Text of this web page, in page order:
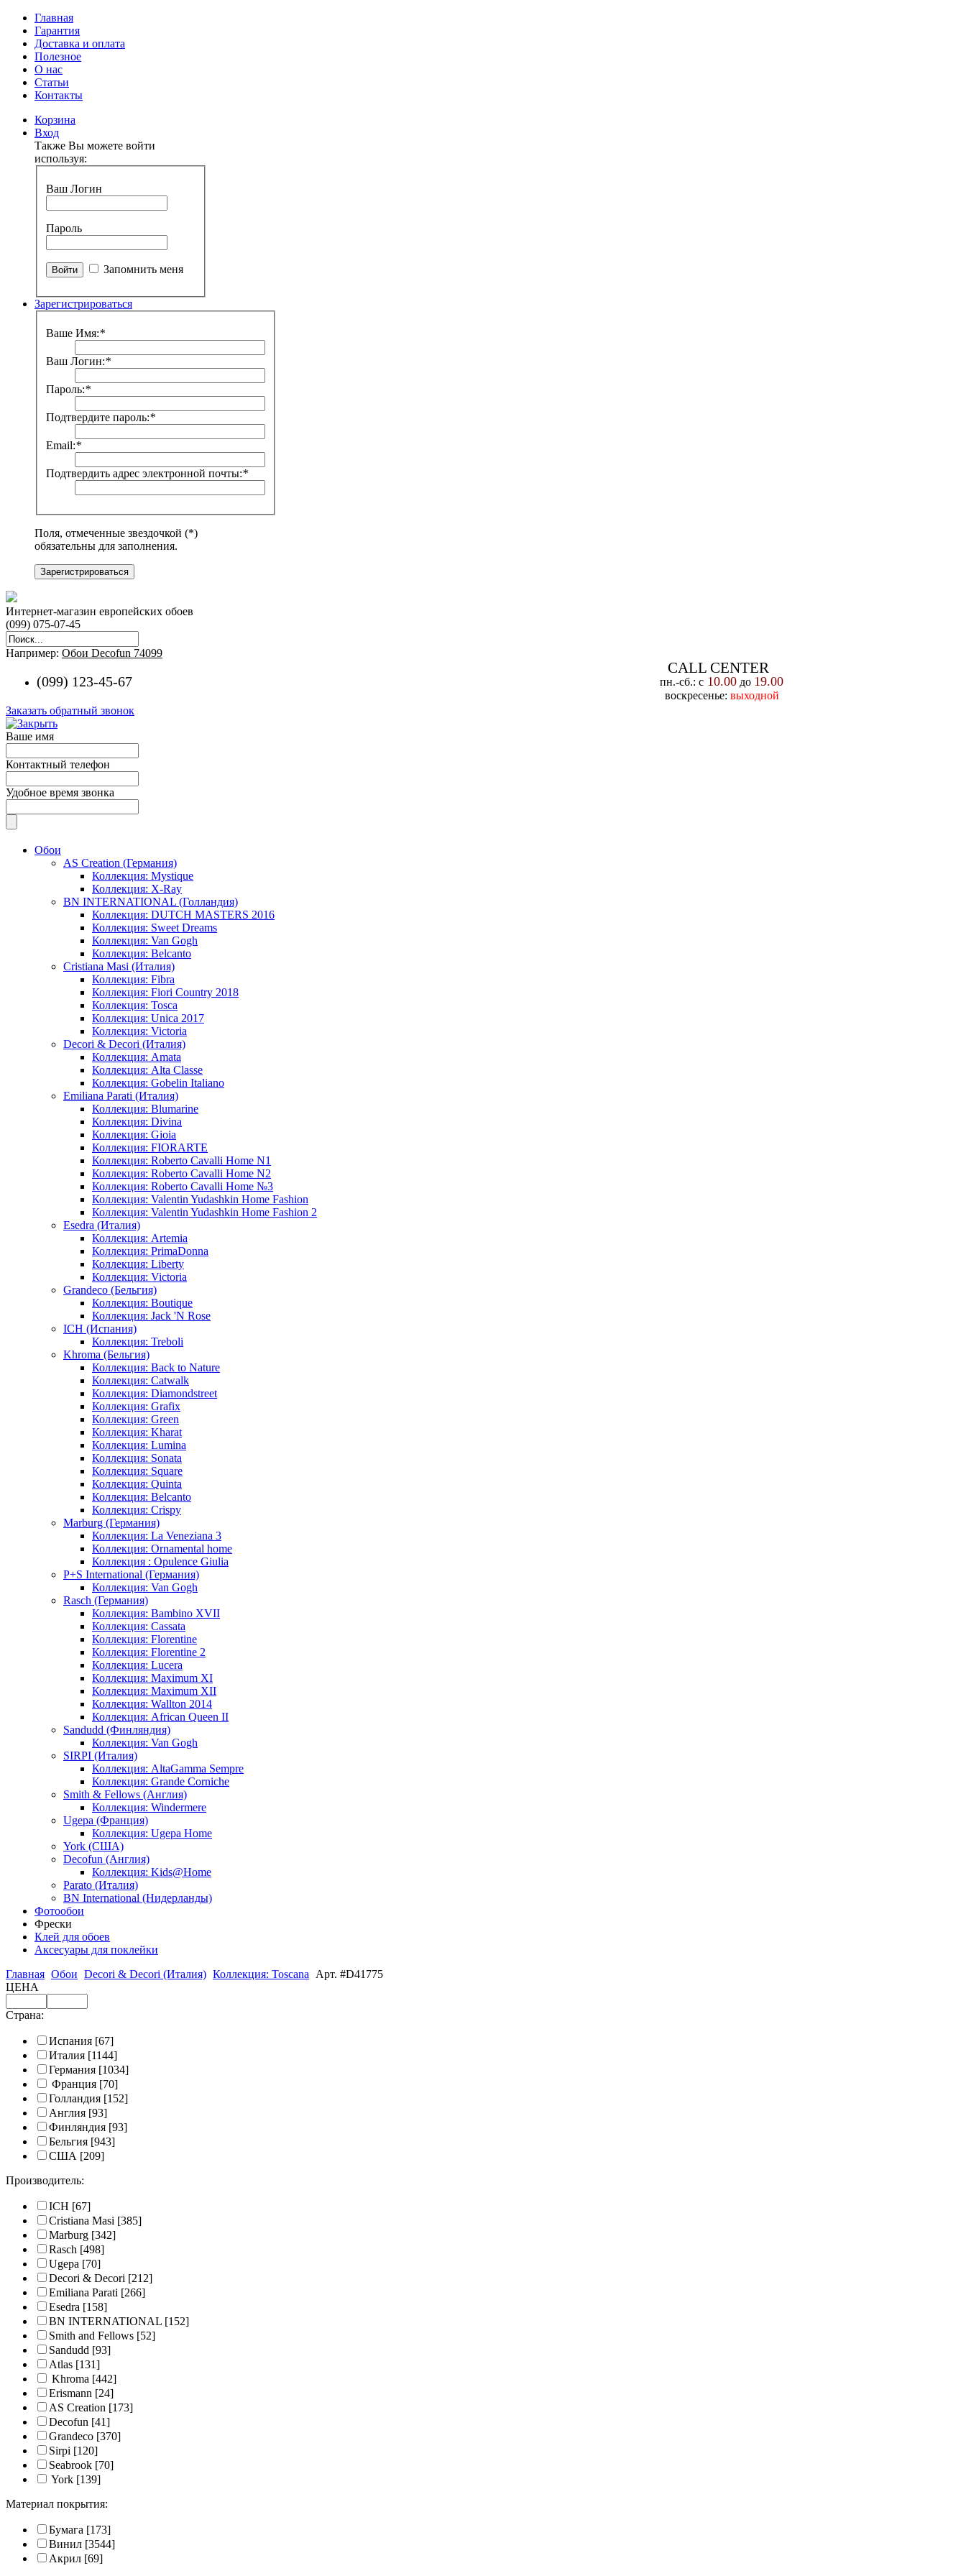
Главная
Гарантия
Доставка и оплата
Полезное
О нас
Статьи
Контакты
Корзина
Вход
Также Вы можете войти
используя:
Ваш Логин
Пароль
Запомнить меня
Зарегистрироваться
Ваше Имя:*
Ваш Логин:*
Пароль:*
Подтвердите пароль:*
Email:*
Подтвердить адрес электронной почты:*
Поля, отмеченные звездочкой (*)
обязательны для заполнения.
Зарегистрироваться
Интернет-магазин европейских обоев
(099) 075-07-45
Например: Обои Decofun 74099
(099) 123-45-67
CALL CENTER
пн.-cб.: с 10.00 до 19.00
воскресенье: выходной
Заказать обратный звонок
Ваше имя
Контактный телефон
Удобное время звонка
Обои
AS Creation (Германия)
Коллекция: Mystique
Коллекция: X-Ray
BN INTERNATIONAL (Голландия)
Коллекция: DUTCH MASTERS 2016
Коллекция: Sweet Dreams
Коллекция: Van Gogh
Коллекция: Belcanto
Cristiana Masi (Италия)
Коллекция: Fibra
Коллекция: Fiori Country 2018
Коллекция: Tosca
Коллекция: Unica 2017
Коллекция: Victoria
Decori & Decori (Италия)
Коллекция: Amata
Коллекция: Alta Classe
Коллекция: Gobelin Italiano
Emiliana Parati (Италия)
Коллекция: Blumarine
Коллекция: Divina
Коллекция: Gioia
Коллекция: FIORARTE
Коллекция: Roberto Cavalli Home N1
Коллекция: Roberto Cavalli Home N2
Коллекция: Roberto Cavalli Home №3
Коллекция: Valentin Yudashkin Home Fashion
Коллекция: Valentin Yudashkin Home Fashion 2
Esedra (Италия)
Коллекция: Artemia
Коллекция: PrimaDonna
Коллекция: Liberty
Коллекция: Victoria
Grandeco (Бельгия)
Коллекция: Boutique
Коллекция: Jack 'N Rose
ICH (Испания)
Коллекция: Treboli
Khroma (Бельгия)
Коллекция: Back to Nature
Коллекция: Catwalk
Коллекция: Diamondstreet
Коллекция: Grafix
Коллекция: Green
Коллекция: Kharat
Коллекция: Lumina
Коллекция: Sonata
Коллекция: Square
Коллекция: Quinta
Коллекция: Belcanto
Коллекция: Crispy
Marburg (Германия)
Коллекция: La Veneziana 3
Коллекция: Ornamental home
Коллекция : Opulence Giulia
P+S International (Германия)
Коллекция: Van Gogh
Rasch (Германия)
Коллекция: Bambino XVII
Коллекция: Cassata
Коллекция: Florentine
Коллекция: Florentine 2
Коллекция: Lucera
Коллекция: Maximum XI
Коллекция: Maximum XII
Коллекция: Wallton 2014
Коллекция: African Queen II
Sandudd (Финляндия)
Коллекция: Van Gogh
SIRPI (Италия)
Коллекция: AltaGamma Sempre
Коллекция: Grande Corniche
Smith & Fellows (Англия)
Коллекция: Windermere
Ugepa (Франция)
Коллекция: Ugepa Home
York (США)
Decofun (Англия)
Коллекция: Kids@Home
Parato (Италия)
BN International (Нидерланды)
Фотообои
Фрески
Клей для обоев
Аксесуары для поклейки
Главная Обои Decori & Decori (Италия) Коллекция: Toscana
Арт. #D41775
ЦЕНА
Страна:
Испания [67]
Италия [1144]
Германия [1034]
Франция [70]
Голландия [152]
Англия [93]
Финляндия [93]
Бельгия [943]
США [209]
Производитель:
ICH [67]
Cristiana Masi [385]
Marburg [342]
Rasch [498]
Ugepa [70]
Decori & Decori [212]
Emiliana Parati [266]
Esedra [158]
BN INTERNATIONAL [152]
Smith and Fellows [52]
Sandudd [93]
Atlas [131]
Khroma [442]
Erismann [24]
AS Creation [173]
Decofun [41]
Grandeco [370]
Sirpi [120]
Seabrook [70]
York [139]
Материал покрытия:
Бумага [173]
Винил [3544]
Акрил [69]